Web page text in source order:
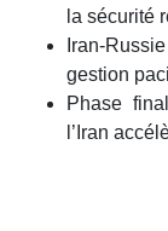
la sécurité
Iran-
gestion
Phase
l’Iran